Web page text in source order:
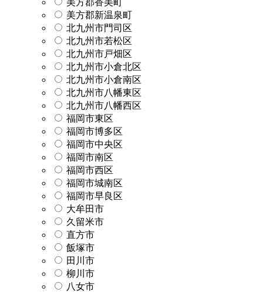
美方郡新温泉町
北九州市門司区
北九州市若松区
北九州市戸畑区
北九州市小倉北区
北九州市小倉南区
北九州市八幡東区
北九州市八幡西区
福岡市東区
福岡市博多区
福岡市中央区
福岡市南区
福岡市西区
福岡市城南区
福岡市早良区
大牟田市
久留米市
直方市
飯塚市
田川市
柳川市
八女市